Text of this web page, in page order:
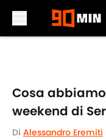
Cosa
weekend di
Di Alessandro Eremiti